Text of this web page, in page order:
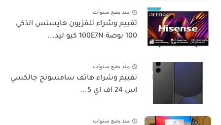
منذ بضع سنوات
تقييم وشراء تلفزيون هايسنس الذكي
100 بوصة 100E7N كيو ليد...
منذ بضع سنوات
تقييم وشراء هاتف سامسونج جالكسي
اس 24 اف اي 5...
منذ بضع سنوات